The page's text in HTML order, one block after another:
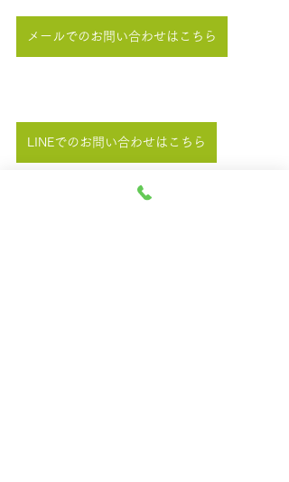
メールでのお問い合わせはこちら
LINEでのお問い合わせはこちら